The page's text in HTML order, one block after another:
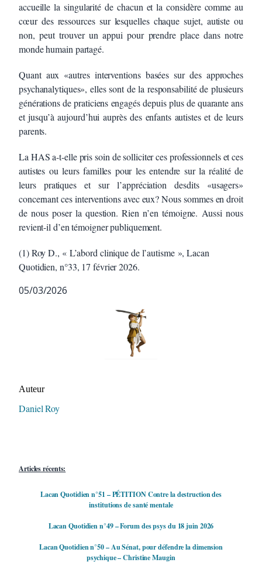
accueille la singularité de chacun et la considère comme au
cœur des ressources sur lesquelles chaque sujet, autiste ou
non, peut trouver un appui pour prendre place dans notre
monde humain partagé.
Quant aux «autres interventions basées sur des approches
psychanalytiques», elles sont de la responsabilité de plusieurs
générations de praticiens engagés depuis plus de quarante ans
et jusqu’à aujourd’hui auprès des enfants autistes et de leurs
parents.
La HAS a-t-elle pris soin de solliciter ces professionnels et ces
autistes ou leurs familles pour les entendre sur la réalité de
leurs pratiques et sur l’appréciation desdits «usagers»
concernant ces interventions avec eux? Nous sommes en droit
de nous poser la question. Rien n’en témoigne. Aussi nous
revient-il d’en témoigner publiquement.
(1) Roy D., « L’abord clinique de l’autisme », Lacan
Quotidien, n°33, 17 février 2026.
05/03/2026
Auteur
Daniel Roy
Articles récents:
Lacan Quotidien n°51 – PÉTITION Contre la destruction des
institutions de santé mentale
Lacan Quotidien n°49 – Forum des psys du 18 juin 2026
Lacan Quotidien n°50 – Au Sénat, pour défendre la dimension
psychique – Christine Maugin